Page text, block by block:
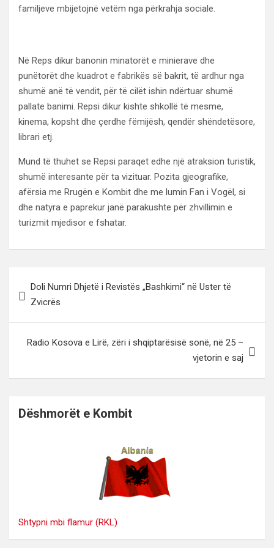
familjeve mbijetojnë vetëm nga përkrahja sociale.
Në Reps dikur banonin minatorët e minierave dhe
punëtorët dhe kuadrot e fabrikës së bakrit, të ardhur nga
shumë anë të vendit, për të cilët ishin ndërtuar shumë
pallate banimi. Repsi dikur kishte shkollë të mesme,
kinema, kopsht dhe çerdhe fëmijësh, qendër shëndetësore,
librari etj.
Mund të thuhet se Repsi paraqet edhe një atraksion turistik,
shumë interesante për ta vizituar. Pozita gjeografike,
afërsia me Rrugën e Kombit dhe me lumin Fan i Vogël, si
dhe natyra e paprekur janë parakushte për zhvillimin e
turizmit mjedisor e fshatar.
te
Doli Numri Dhjetë i Revistës „Bashkimi“ në Uster të
Zvicrës
Radio Kosova e Lirë, zëri i shqiptarësisë sonë, në 25 –
vjetorin e saj
Dëshmorët e Kombit
Shtypni mbi flamur (RKL)